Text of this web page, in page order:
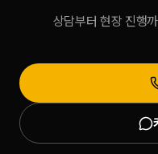
상담부터 현장 진행